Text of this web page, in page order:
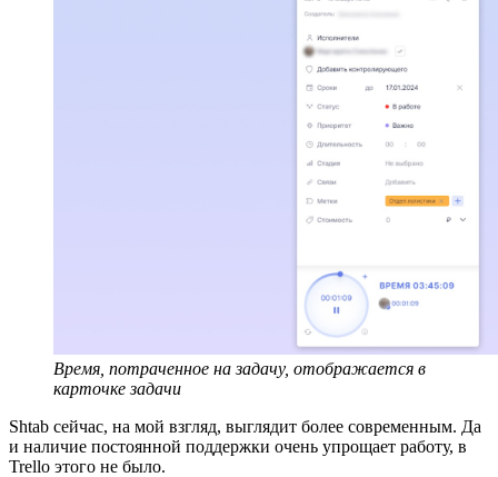
Время, потраченное на задачу, отображается в
карточке задачи
Shtab сейчас, на мой взгляд, выглядит более современным. Да
и наличие постоянной поддержки очень упрощает работу, в
Trello этого не было.